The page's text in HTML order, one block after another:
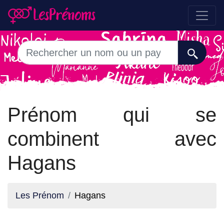
Prénom qui se
combinent avec
Hagans
Les Prénom Hagans